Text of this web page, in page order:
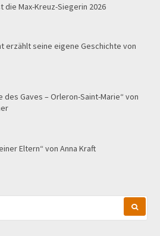
die Max-Kreuz-Siegerin 2026
erzählt seine eigene Geschichte von
des Gaves – Orleron-Saint-Marie“ von
Eltern“ von Anna Kraft